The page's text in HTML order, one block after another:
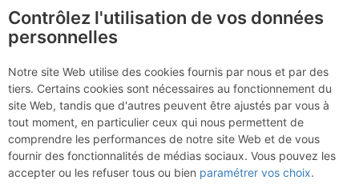
Antoineb sommet
Grande Jumelle, au fond
Eiger Mönch Jungfrau
Contrôlez l'utilisation de vos données
personnelles
Notre site Web utilise des cookies fournis par nous et par des
tiers. Certains cookies sont nécessaires au fonctionnement du
site Web, tandis que d'autres peuvent être ajustés par vous à
tout moment, en particulier ceux qui nous permettent de
comprendre les performances de notre site Web et de vous
fournir des fonctionnalités de médias sociaux. Vous pouvez les
accepter ou les refuser tous ou bien paramétrer vos choix.